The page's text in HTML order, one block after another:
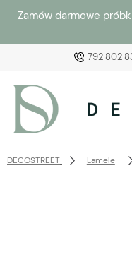
Zamów darmowe
792 802
DECOSTREET Lamele